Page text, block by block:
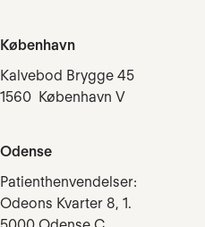
København
Kalvebod Brygge 45
1560 København V
Odense
Patienthenvendelser:
Odeons Kvarter 8, 1.